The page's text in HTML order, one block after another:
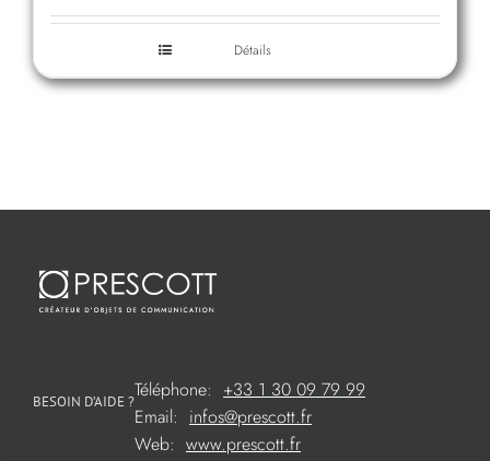
Détails
BESOIN D’AIDE ?Téléphone: +33 1 30 09 79 99
Email: infos@prescott.fr
Web: www.prescott.fr